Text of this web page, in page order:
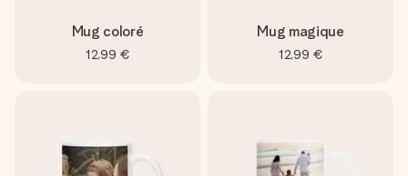
Mug coloré
12,99 €
Mug magique
12,99 €